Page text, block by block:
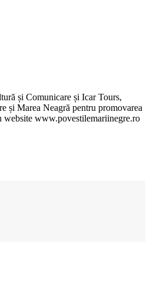
și Comunicare și Icar Tours,
și Marea Neagră pentru promovarea
website www.povestilemariinegre.ro